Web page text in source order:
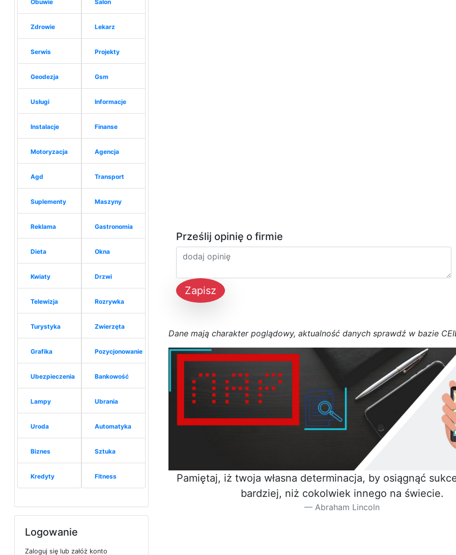
Obuwie
Zdrowie
Serwis
Geodezja
Usługi
Instalacje
Motoryzacja
Agd
Suplementy
Reklama
Dieta
Kwiaty
Telewizja
Turystyka
Grafika
Ubezpieczenia
Lampy
Uroda
Biznes
Kredyty
Salon
Lekarz
Projekty
Gsm
Informacje
Finanse
Agencja
Transport
Maszyny
Gastronomia
Okna
Drzwi
Rozrywka
Zwierzęta
Pozycjonowanie
Bankowość
Ubrania
Automatyka
Sztuka
Fitness
Logowanie
Zaloguj się lub załóż konto
Prześlij opinię o firmie
Zapisz
Dane mają charakter poglądowy, aktualność danych sprawdź w bazie
Pamiętaj, iż twoja własna determinacja, by osiągnąć
bardziej, niż cokolwiek innego na świecie.
Abraham Lincoln